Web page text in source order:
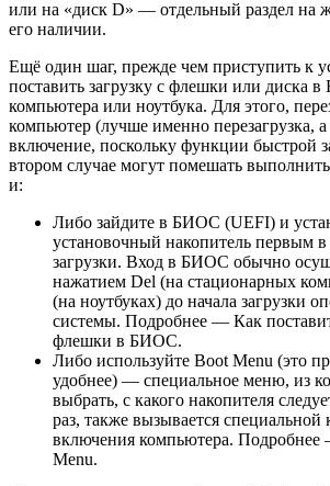
или на «диск D» — отдельный раздел на
его наличии.
Ещё один шаг, прежде чем приступить к
поставить загрузку с флешки или диска
компьютера или ноутбука. Для этого,
компьютер (лучше именно перезагрузка,
включение, поскольку функции быстрой
втором случае могут помешать
и:
Либо зайдите в БИОС (UEFI) и
установочный накопитель первым в
загрузки. Вход в БИОС обычно
нажатием Del (на стационарных
(на ноутбуках) до начала загрузки
системы. Подробнее — Как
флешки в БИОС.
Либо используйте Boot Menu (это
удобнее) — специальное меню, из
выбрать, с какого накопителя
раз, также вызывается
включения компьютера.
Menu.